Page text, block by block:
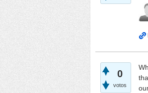
0
votos